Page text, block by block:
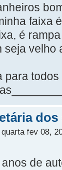
faixa
é
seja velho
para
fev 08,
de